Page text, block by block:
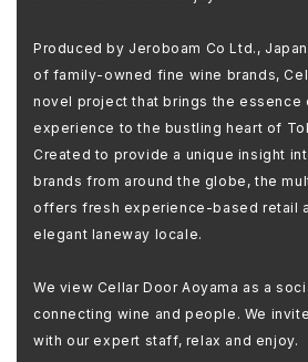
Produced by Jeroboam Co Ltd.,
of family-owned fine wine brands,
novel project that brings the essence
experience to the bustling heart of
Created to provide a unique insight
brands from around the globe, the
offers fresh experience-based retail
elegant laneway locale.
We view Cellar Door Aoyama as a
connecting wine and people. We
with our expert staff, relax and enjoy.